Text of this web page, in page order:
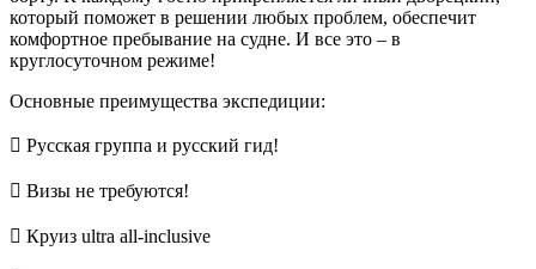
который поможет в решении любых проблем, обеспечит
комфортное пребывание на судне. И все это – в
круглосуточном режиме!
Основные преимущества экспедиции:
​ Русская группа и русский гид!
​ Визы не требуются!
​ Круиз ultra all-inclusive